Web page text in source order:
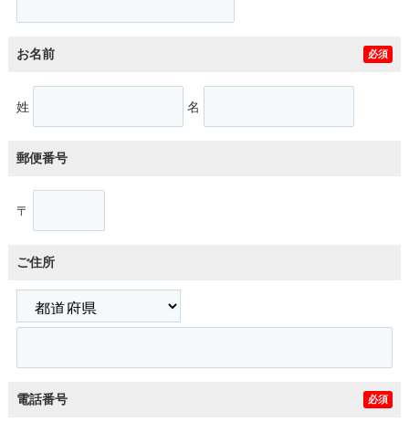
お名前 必須
姓 名
郵便番号
〒
ご住所
電話番号 必須